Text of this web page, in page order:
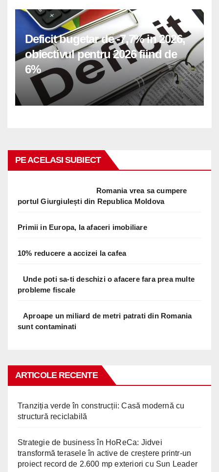
Deficit bugetar de -7,7% in 2026,
obiectivul pentru 2026 fiind de
6%
PE ACELASI SUBIECT
Romania vrea sa cumpere
portul Giurgiulești din Republica Moldova
Primii in Europa, la afaceri imobiliare
10% reducere a accizei la cafea
Unde poti sa-ti deschizi o afacere fara prea multe
probleme fiscale
Aproape un miliard de metri patrati din Romania
sunt contaminati
ARTICOLE RECENTE
Tranziția verde în construcții: Casă modernă cu
structură reciclabilă
Strategie de business în HoReCa: Jidvei
transformă terasele în active de creștere printr-un
proiect record de 2.600 mp exteriori cu Sun Leader